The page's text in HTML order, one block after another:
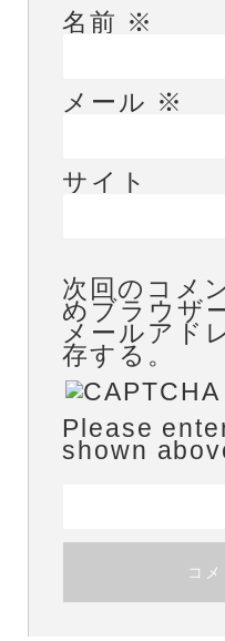
名前 ※
メール ※
サイト
次回のコメ
めブラウザ
メールアド
存する。
Please
shown